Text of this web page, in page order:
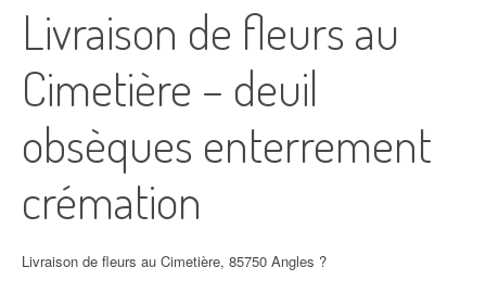
Livraison de fleurs au
Cimetière – deuil
obsèques enterrement
crémation
Livraison de fleurs au Cimetière, 85750 Angles ?